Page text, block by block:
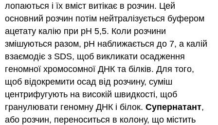
лопаються і їх вміст витікає в розчин. Цей
основний розчин потім нейтралізується буфером
ацетату калію при рН 5,5. Коли розчини
змішуються разом, рН наближається до 7, а калій
взаємодіє з SDS, щоб викликати осадження
геномної хромосомної ДНК та білків. Для того,
щоб відокремити осад від розчину, суміш
центрифугують на високій швидкості, щоб
гранулювати геномну ДНК і білок.Супернатант,
або розчин, переноситься в колону, що містить